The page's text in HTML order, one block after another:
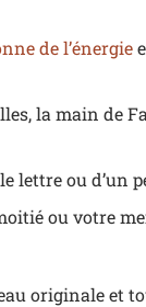
de l’énergie
la main de
lettre ou d’un
ou votre
originale et